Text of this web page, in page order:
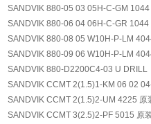
SANDVIK 880-05 03 05H-C-GM
SANDVIK 880-06 04 06H-C-GR 1044
SANDVIK 880-08 05 W10H-P-LM
SANDVIK 880-09 06 W10H-P-LM
SANDVIK 880-D2200C4-03 U DRILL
SANDVIK CCMT 2(1.5)1-KM 06 02
SANDVIK CCMT 2(1.5)2-UM 4225 原
SANDVIK CCMT 3(2.5)2-PF 5015 原